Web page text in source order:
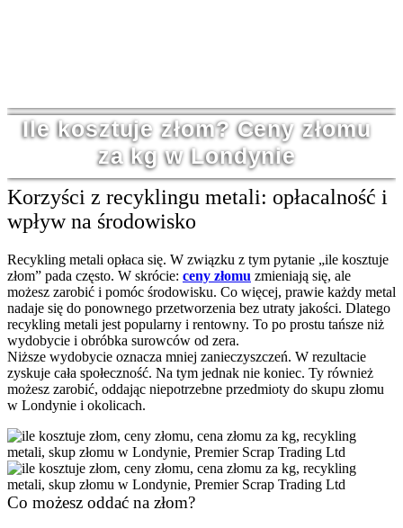
Ile kosztuje złom? Ceny złomu
za kg w Londynie
Korzyści z recyklingu metali: opłacalność i
wpływ na środowisko
Recykling metali opłaca się. W związku z tym pytanie „ile kosztuje
złom” pada często. W skrócie: ceny złomu zmieniają się, ale
możesz zarobić i pomóc środowisku. Co więcej, prawie każdy metal
nadaje się do ponownego przetworzenia bez utraty jakości. Dlatego
recykling metali jest popularny i rentowny. To po prostu tańsze niż
wydobycie i obróbka surowców od zera.
Niższe wydobycie oznacza mniej zanieczyszczeń. W rezultacie
zyskuje cała społeczność. Na tym jednak nie koniec. Ty również
możesz zarobić, oddając niepotrzebne przedmioty do skupu złomu
w Londynie i okolicach.
Co możesz oddać na złom?